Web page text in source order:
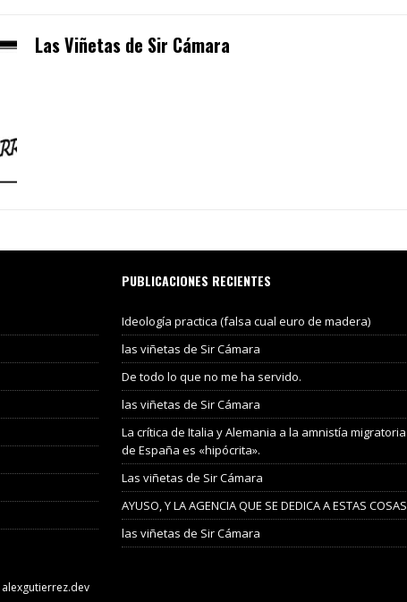
Las Viñetas de Sir Cámara
PUBLICACIONES RECIENTES
Ideología practica (falsa cual euro de madera)
las viñetas de Sir Cámara
De todo lo que no me ha servido.
las viñetas de Sir Cámara
La crítica de Italia y Alemania a la amnistía migratoria
de España es «hipócrita».
Las viñetas de Sir Cámara
AYUSO, Y LA AGENCIA QUE SE DEDICA A ESTAS COSAS
las viñetas de Sir Cámara
alexgutierrez.dev